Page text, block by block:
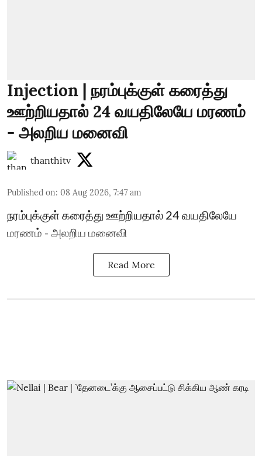
Injection | நரம்புக்குள் கரைத்து
ஊற்றியதால் 24 வயதிலேயே மரணம்
- அலறிய மனைவி
thanthitv
Published on: 08 Aug 2026, 7:47 am
நரம்புக்குள் கரைத்து ஊற்றியதால் 24 வயதிலேயே
மரணம் - அலறிய மனைவி
Read More